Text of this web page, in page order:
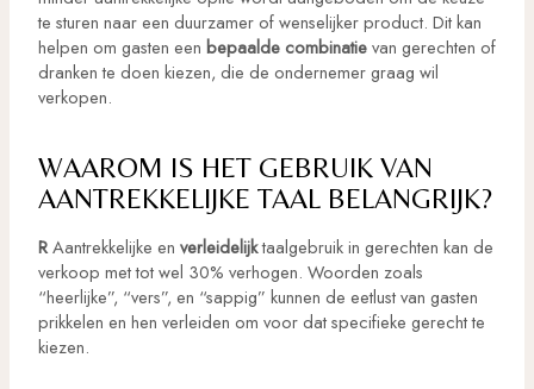
te sturen naar een duurzamer of wenselijker product. Dit kan
helpen om gasten een bepaalde combinatievan gerechten of
dranken te doen kiezen, die de ondernemer graag wil
verkopen.
WAAROM IS HET GEBRUIK VAN
AANTREKKELIJKE TAAL BELANGRIJK?
RAantrekkelijke en verleidelijktaalgebruik in gerechten kan de
verkoop met tot wel 30% verhogen. Woorden zoals
“heerlijke”, “vers”, en “sappig” kunnen de eetlust van gasten
prikkelen en hen verleiden om voor dat specifieke gerecht te
kiezen.